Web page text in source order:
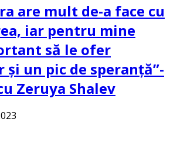
are mult de-a face cu
iar pentru mine
să le ofer
un pic de speranță”-
Zeruya Shalev